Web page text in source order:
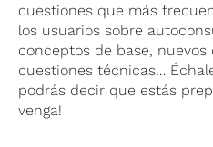
cuestiones que más
los usuarios sobre
conceptos de base, nuevos
cuestiones técnicas…
podrás decir que estás
venga!